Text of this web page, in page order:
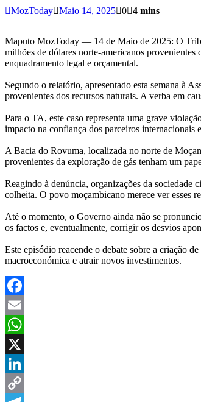
MozToday Maio 14, 2025 0 4 mins
Maputo MozToday — 14 de Maio de 2025: O
milhões de dólares norte-americanos
enquadramento legal e orçamental.
Segundo o relatório, apresentado esta semana à
provenientes dos recursos naturais. A verba em
Para o TA, este caso representa uma grave
impacto na confiança dos parceiros internacionais
A Bacia do Rovuma, localizada no norte de
provenientes da exploração de gás tenham um
Reagindo à denúncia, organizações da sociedade
colheita. O povo moçambicano merece ver esses
Até o momento, o Governo ainda não se
os factos e, eventualmente, corrigir os desvios
Este episódio reacende o debate sobre a criação
macroeconómica e atrair novos investimentos.
Facebook
Email
WhatsApp
X
LinkedIn